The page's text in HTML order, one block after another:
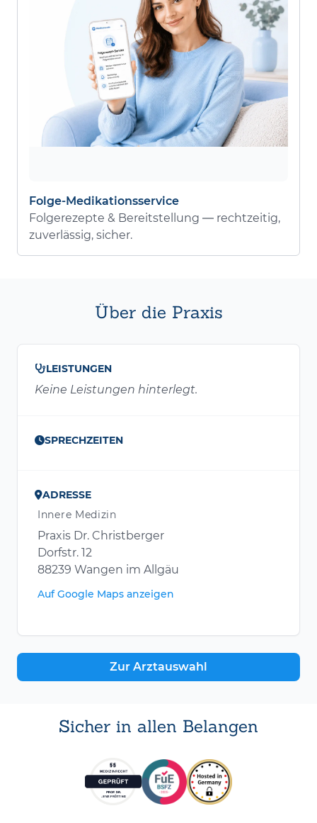
Folge-Medikationsservice
Folgerezepte & Bereitstellung — rechtzeitig,
zuverlässig, sicher.
Über die Praxis
LEISTUNGEN
Keine Leistungen hinterlegt.
SPRECHZEITEN
ADRESSE
Innere Medizin
Praxis Dr. Christberger
Dorfstr. 12
88239 Wangen im Allgäu
Auf Google Maps anzeigen
Zur Arztauswahl
Sicher in allen Belangen